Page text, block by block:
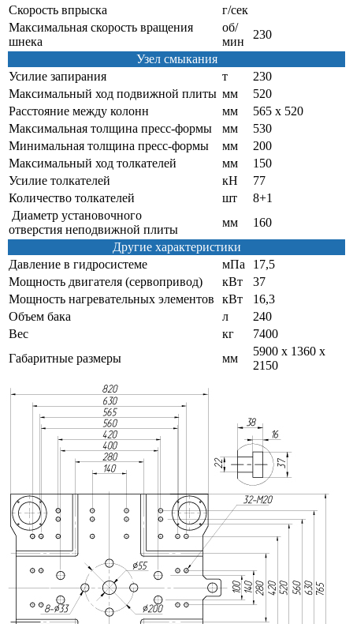
Скорость впрыска
г/сек
Максимальная скорость вращения
шнека
об/
мин
230
Узел смыкания
Усилие запирания
т
230
Максимальный ход подвижной плиты мм
520
Расстояние между колонн
мм
565 х 520
Максимальная толщина пресс-формы
мм
530
Минимальная толщина пресс-формы
мм
200
Максимальный ход толкателей
мм
150
Усилие толкателей
кН
77
Количество толкателей
шт
8+1
Диаметр установочного
отверстия неподвижной плиты
мм
160
Другие характеристики
Давление в гидросистеме
мПа
17,5
Мощность двигателя (сервопривод)
кВт
37
Мощность нагревательных элементов
кВт
16,3
Объем бака
л
240
Вес
кг
7400
Габаритные размеры
мм
5900 х 1360 х
2150